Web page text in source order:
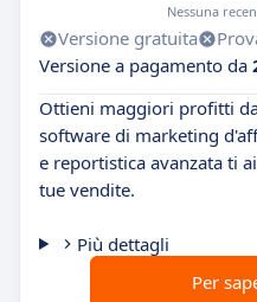
Nessuna
Versione gratuita
Versione a pagamento da
Ottieni maggiori profitti
software di marketing
e reportistica avanzata ti
tue vendite.
Più dettagli
Per